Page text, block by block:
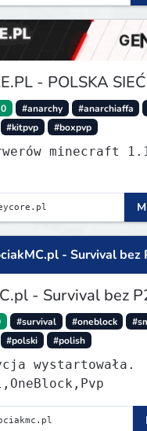
- POLSKA
0 #anarchy #anarchiaffa
#kitpvp #boxpvp
minecraft
- Survival bez
- Survival bez
#survival #oneblock
#polski #polish
wystartowała.